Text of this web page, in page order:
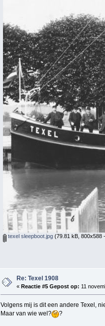
texel sleepboot.jpg (79.81 kB, 800x588
Re: Texel 1908
« Reactie #5 Gepost op: 11
Volgens mij is dit een andere Texel,
Maar van wie wel?
?